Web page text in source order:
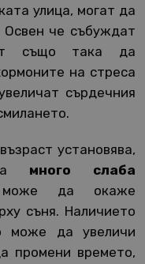
улица, могат да
че събуждат
също така да
на стреса
сърдечния
установява,
много слаба
да окаже
съня. Наличието
може да увеличи
промени времето,